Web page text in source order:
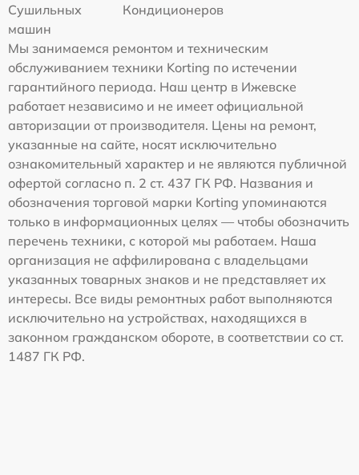
Сушильных
машин
Кондиционеров
Мы занимаемся ремонтом и техническим
обслуживанием техники Korting по истечении
гарантийного периода. Наш центр в Ижевске
работает независимо и не имеет официальной
авторизации от производителя. Цены на ремонт,
указанные на сайте, носят исключительно
ознакомительный характер и не являются публичной
офертой согласно п. 2 ст. 437 ГК РФ. Названия и
обозначения торговой марки Korting упоминаются
только в информационных целях — чтобы обозначить
перечень техники, с которой мы работаем. Наша
организация не аффилирована с владельцами
указанных товарных знаков и не представляет их
интересы. Все виды ремонтных работ выполняются
исключительно на устройствах, находящихся в
законном гражданском обороте, в соответствии со ст.
1487 ГК РФ.